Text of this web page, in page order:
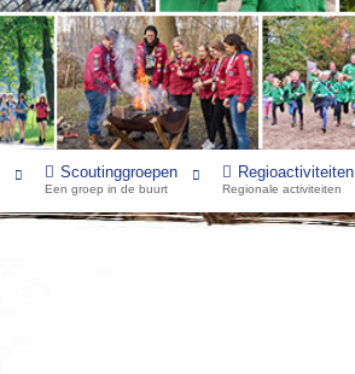
Scoutinggroepen
Een groep in de buurt
Regioactiviteiten
Regionale activiteiten